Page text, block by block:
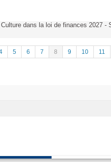
dans la loi de finances 2027 -
5 6 7 8 9 10 11